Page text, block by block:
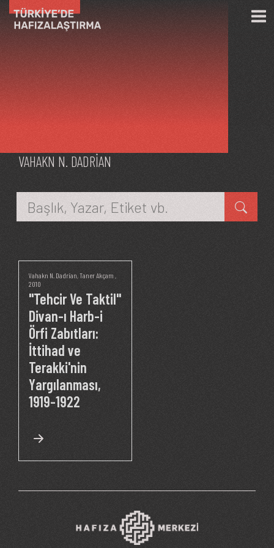
Ana içeriğe atla
VAHAKN N. DADRIAN
Vahakn N. Dadrian,Taner Akçam ,
2010
"Tehcir Ve Taktil"
Divan-ı Harb-i
Örfi Zabıtları:
İttihad ve
Terakki'nin
Yargılanması,
1919-1922